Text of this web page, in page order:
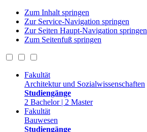
Zum Inhalt springen
Zur Service-Navigation springen
Zur Seiten Haupt-Navigation springen
Zum Seitenfuß springen
Fakultät
Architektur und Sozialwissenschaften
Studiengänge
2 Bachelor | 2 Master
Fakultät
Bauwesen
Studiengänge